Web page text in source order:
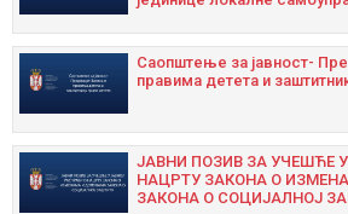
Саопштење за јавност-
правима детета и
ЈАВНИ ПОЗИВ ЗА УЧЕШЋЕ
НАЦРТУ ЗАКОНА О
ЗАКОНА О СОЦИЈАЛНОЈ